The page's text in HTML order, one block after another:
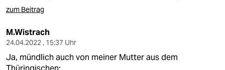
zum Beitrag
M.Wistrach
24.04.2022 , 15:37 Uhr
Ja, mündlich auch von meiner Mutter aus dem